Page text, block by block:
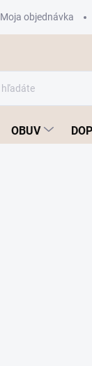
Moja objednávka
OBUV